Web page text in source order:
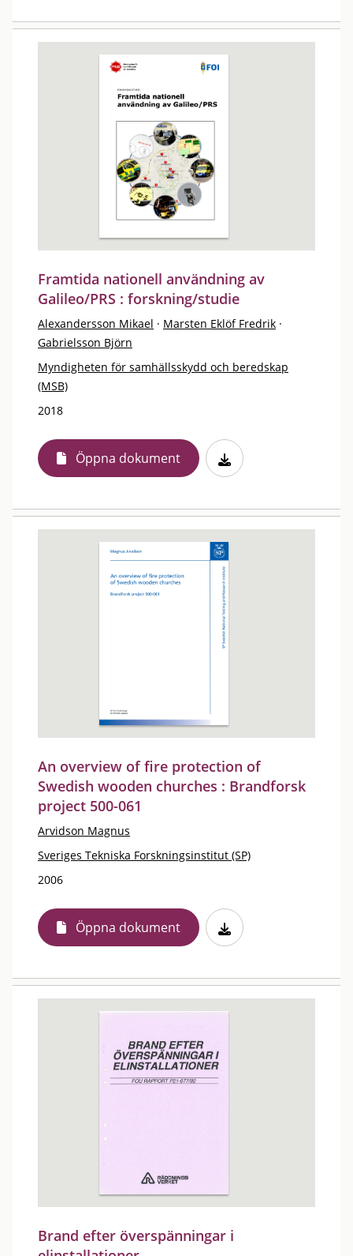
Framtida nationell användning av
Galileo/PRS : forskning/studie
Alexandersson Mikael · Marsten Eklöf Fredrik ·
Gabrielsson Björn
Myndigheten för samhällsskydd och beredskap
(MSB)
2018
Öppna dokument
An overview of fire protection of
Swedish wooden churches : Brandforsk
project 500-061
Arvidson Magnus
Sveriges Tekniska Forskningsinstitut (SP)
2006
Öppna dokument
Brand efter överspänningar i